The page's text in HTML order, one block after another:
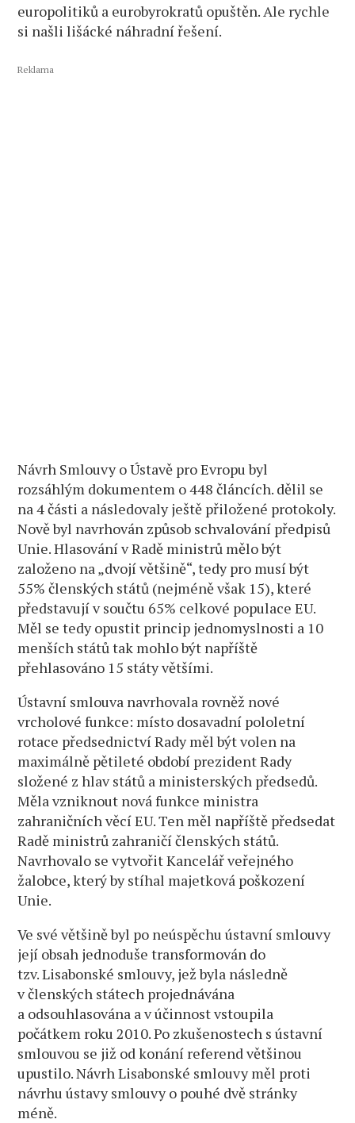
europolitiků a eurobyrokratů opuštěn. Ale rychle
si našli lišácké náhradní řešení.
Reklama
Návrh Smlouvy o Ústavě pro Evropu byl
rozsáhlým dokumentem o 448 článcích. dělil se
na 4 části a následovaly ještě přiložené protokoly.
Nově byl navrhován způsob schvalování předpisů
Unie. Hlasování v Radě ministrů mělo být
založeno na „dvojí většině“, tedy pro musí být
55% členských států (nejméně však 15), které
představují v součtu 65% celkové populace EU.
Měl se tedy opustit princip jednomyslnosti a 10
menších států tak mohlo být napříště
přehlasováno 15 státy většími.
Ústavní smlouva navrhovala rovněž nové
vrcholové funkce: místo dosavadní pololetní
rotace předsednictví Rady měl být volen na
maximálně pětileté období prezident Rady
složené z hlav států a ministerských předsedů.
Měla vzniknout nová funkce ministra
zahraničních věcí EU. Ten měl napříště předsedat
Radě ministrů zahraničí členských států.
Navrhovalo se vytvořit Kancelář veřejného
žalobce, který by stíhal majetková poškození
Unie.
Ve své většině byl po neúspěchu ústavní smlouvy
její obsah jednoduše transformován do
tzv. Lisabonské smlouvy, jež byla následně
v členských státech projednávána
a odsouhlasována a v účinnost vstoupila
počátkem roku 2010. Po zkušenostech s ústavní
smlouvou se již od konání referend většinou
upustilo. Návrh Lisabonské smlouvy měl proti
návrhu ústavy smlouvy o pouhé dvě stránky
méně.